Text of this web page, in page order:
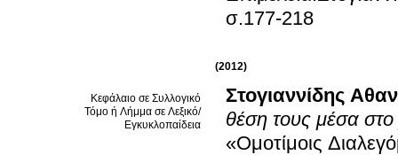
σ.177-218
(2012)
Κεφάλαιο σε Συλλογικό
Τόμο ή Λήμμα σε Λεξικό/
Εγκυκλοπαίδεια
Στογιαννίδης
θέση τους μέσα
«Ομοτίμοις